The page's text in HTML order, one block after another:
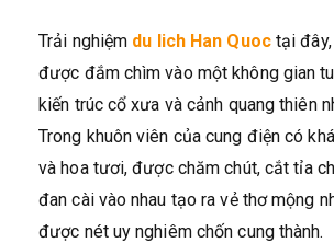
Trải nghiệm du lich Han Quoctại đây,
được đắm chìm vào một không gian
kiến trúc cổ xưa và cảnh quang thiên
Trong khuôn viên của cung điện có
và hoa tươi, được chăm chút, cắt tỉa
đan cài vào nhau tạo ra vẻ thơ mộng
được nét uy nghiêm chốn cung thành.